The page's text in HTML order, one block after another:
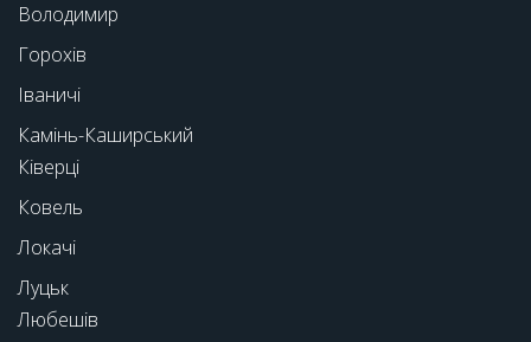
Володимир
Горохів
Іваничі
Камінь-Каширський
Ківерці
Ковель
Локачі
Луцьк
Любешів